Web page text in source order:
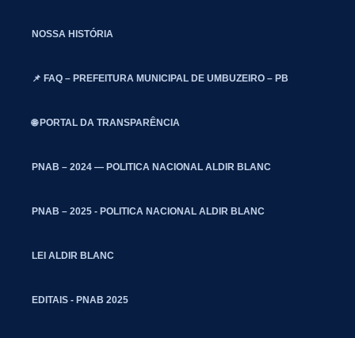
NOSSA HISTÓRIA
📌 FAQ – PREFEITURA MUNICIPAL DE UMBUZEIRO – PB
🌐 PORTAL DA TRANSPARÊNCIA
PNAB – 2024 — POLITICA NACIONAL ALDIR BLANC
PNAB – 2025 - POLITICA NACIONAL ALDIR BLANC
LEI ALDIR BLANC
EDITAIS - PNAB 2025